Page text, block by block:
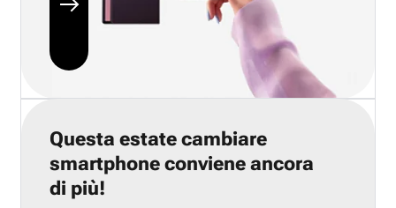
Questa estate cambiare
smartphone conviene ancora
di più!